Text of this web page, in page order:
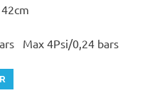
Max 4Psi/0,24 bars